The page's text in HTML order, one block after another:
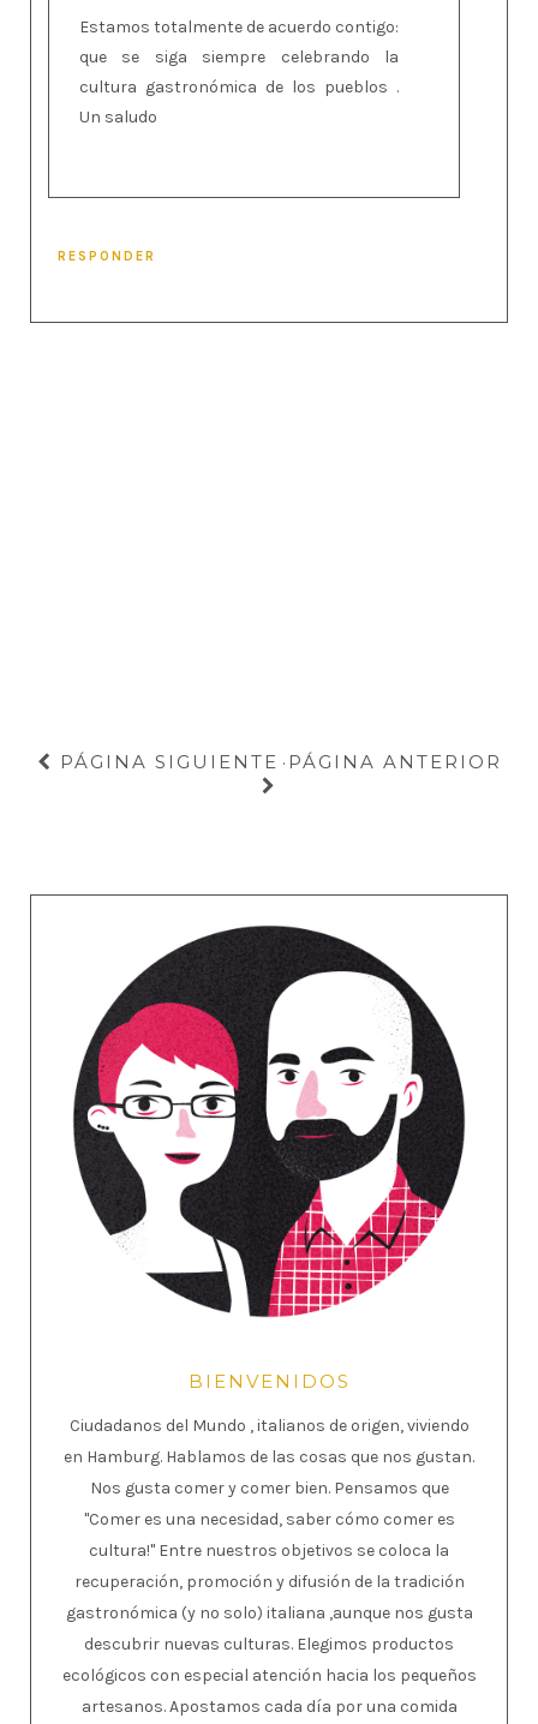
Estamos totalmente de acuerdo contigo:
que se siga siempre celebrando la
cultura gastronómica de los pueblos .
Un saludo
RESPONDER
PÁGINA SIGUIENTE · PÁGINA ANTERIOR
BIENVENIDOS
Ciudadanos del Mundo , italianos de origen, viviendo
en Hamburg. Hablamos de las cosas que nos gustan.
Nos gusta comer y comer bien. Pensamos que
"Comer es una necesidad, saber cómo comer es
cultura!" Entre nuestros objetivos se coloca la
recuperación, promoción y difusión de la tradición
gastronómica (y no solo) italiana ,aunque nos gusta
descubrir nuevas culturas. Elegimos productos
ecológicos con especial atención hacia los pequeños
artesanos. Apostamos cada día por una comida